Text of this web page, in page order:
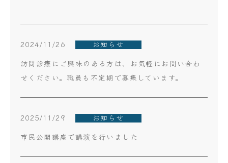
2024/11/26
お知らせ
訪問診療にご興味のある方は、お気軽にお問い合わ
せください。職員も不定期で募集しています。
2025/11/29
お知らせ
市民公開講座で講演を行いました